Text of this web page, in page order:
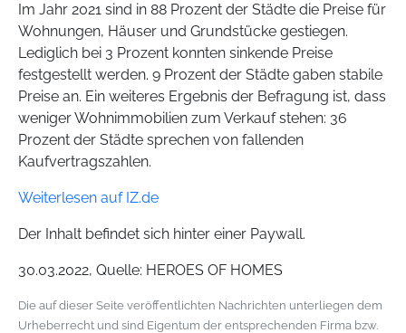
Im Jahr 2021 sind in 88 Prozent der Städte die Preise für
Wohnungen, Häuser und Grundstücke gestiegen.
Lediglich bei 3 Prozent konnten sinkende Preise
festgestellt werden. 9 Prozent der Städte gaben stabile
Preise an. Ein weiteres Ergebnis der Befragung ist, dass
weniger Wohnimmobilien zum Verkauf stehen: 36
Prozent der Städte sprechen von fallenden
Kaufvertragszahlen.
Weiterlesen auf IZ.de
Der Inhalt befindet sich hinter einer Paywall.
30.03.2022, Quelle: HEROES OF HOMES
Die auf dieser Seite veröffentlichten Nachrichten unterliegen dem
Urheberrecht und sind Eigentum der entsprechenden Firma bzw.